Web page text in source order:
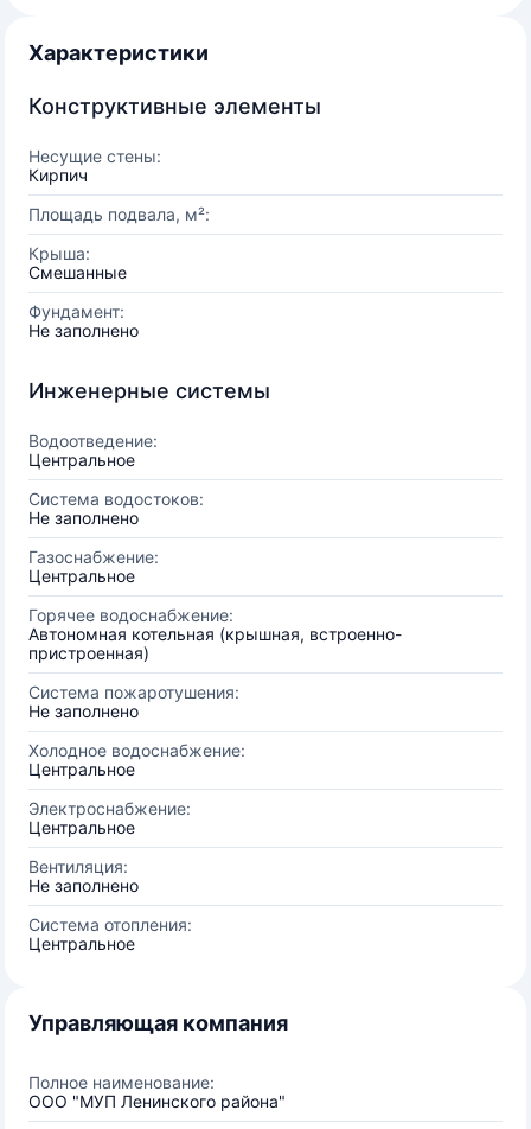
Характеристики
Конструктивные элементы
Несущие стены:
Кирпич
Площадь подвала, м²:
Крыша:
Смешанные
Фундамент:
Не заполнено
Инженерные системы
Водоотведение:
Центральное
Система водостоков:
Не заполнено
Газоснабжение:
Центральное
Горячее водоснабжение:
Автономная котельная (крышная, встроенно-
пристроенная)
Система пожаротушения:
Не заполнено
Холодное водоснабжение:
Центральное
Электроснабжение:
Центральное
Вентиляция:
Не заполнено
Система отопления:
Центральное
Управляющая компания
Полное наименование:
ООО "МУП Ленинского района"